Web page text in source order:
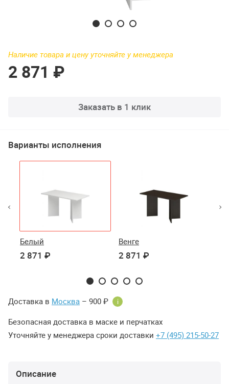
Наличие товара и цену уточняйте у менеджера
2 871 ₽
Заказать в 1 клик
Варианты исполнения
Белый
2 871 ₽
Венге
2 871 ₽
Доставка в Москва – 900 ₽ i
Безопасная доставка в маске и перчатках
Уточняйте у менеджера сроки доставки +7 (495) 215-50-27
Описание